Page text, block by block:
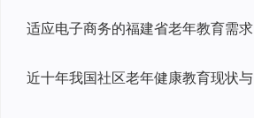
适应电子商务的福建省老年教育需求
近十年我国社区老年健康教育现状与